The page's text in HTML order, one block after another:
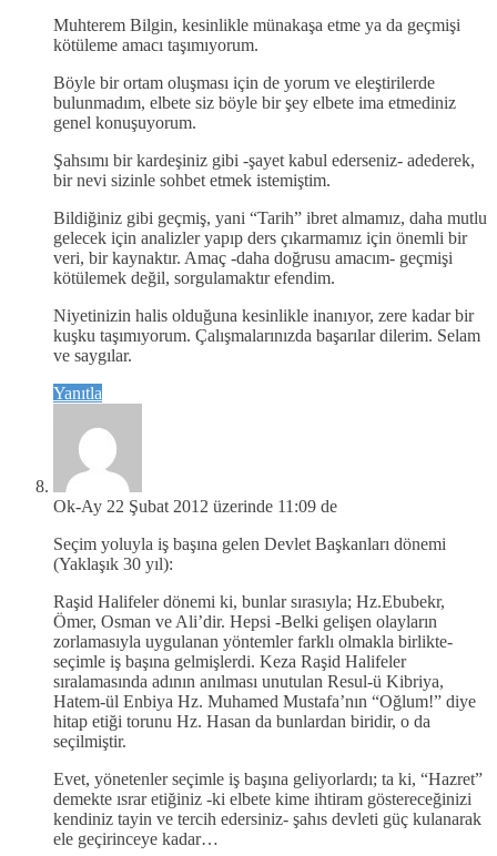
Muhterem Bilgin, kesinlikle münakaşa etme ya da geçmişi
kötüleme amacı taşımıyorum.
Böyle bir ortam oluşması için de yorum ve eleştirilerde
bulunmadım, elbete siz böyle bir şey elbete ima etmediniz
genel konuşuyorum.
Şahsımı bir kardeşiniz gibi -şayet kabul ederseniz- adederek,
bir nevi sizinle sohbet etmek istemiştim.
Bildiğiniz gibi geçmiş, yani “Tarih” ibret almamız, daha mutlu
gelecek için analizler yapıp ders çıkarmamız için önemli bir
veri, bir kaynaktır. Amaç -daha doğrusu amacım- geçmişi
kötülemek değil, sorgulamaktır efendim.
Niyetinizin halis olduğuna kesinlikle inanıyor, zere kadar bir
kuşku taşımıyorum. Çalışmalarınızda başarılar dilerim. Selam
ve saygılar.
Yanıtla
Ok-Ay 22 Şubat 2012 üzerinde 11:09 de
Seçim yoluyla iş başına gelen Devlet Başkanları dönemi
(Yaklaşık 30 yıl):
Raşid Halifeler dönemi ki, bunlar sırasıyla; Hz.Ebubekr,
Ömer, Osman ve Ali’dir. Hepsi -Belki gelişen olayların
zorlamasıyla uygulanan yöntemler farklı olmakla birlikte-
seçimle iş başına gelmişlerdi. Keza Raşid Halifeler
sıralamasında adının anılması unutulan Resul-ü Kibriya,
Hatem-ül Enbiya Hz. Muhamed Mustafa’nın “Oğlum!” diye
hitap etiği torunu Hz. Hasan da bunlardan biridir, o da
seçilmiştir.
Evet, yönetenler seçimle iş başına geliyorlardı; ta ki, “Hazret”
demekte ısrar etiğiniz -ki elbete kime ihtiram göstereceğinizi
kendiniz tayin ve tercih edersiniz- şahıs devleti güç kulanarak
ele geçirinceye kadar…